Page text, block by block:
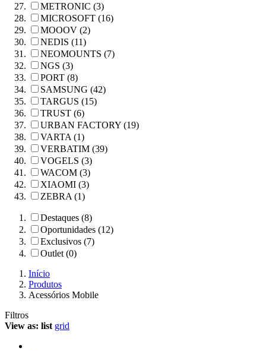
METRONIC (3)
MICROSOFT (16)
MOOOV (2)
NEDIS (11)
NEOMOUNTS (7)
NGS (3)
PORT (8)
SAMSUNG (42)
TARGUS (15)
TRUST (6)
URBAN FACTORY (19)
VARTA (1)
VERBATIM (39)
VOGELS (3)
WACOM (3)
XIAOMI (3)
ZEBRA (1)
Destaques (8)
Oportunidades (12)
Exclusivos (7)
Outlet (0)
Início
Produtos
Acessórios Mobile
Filtros
View as: list grid